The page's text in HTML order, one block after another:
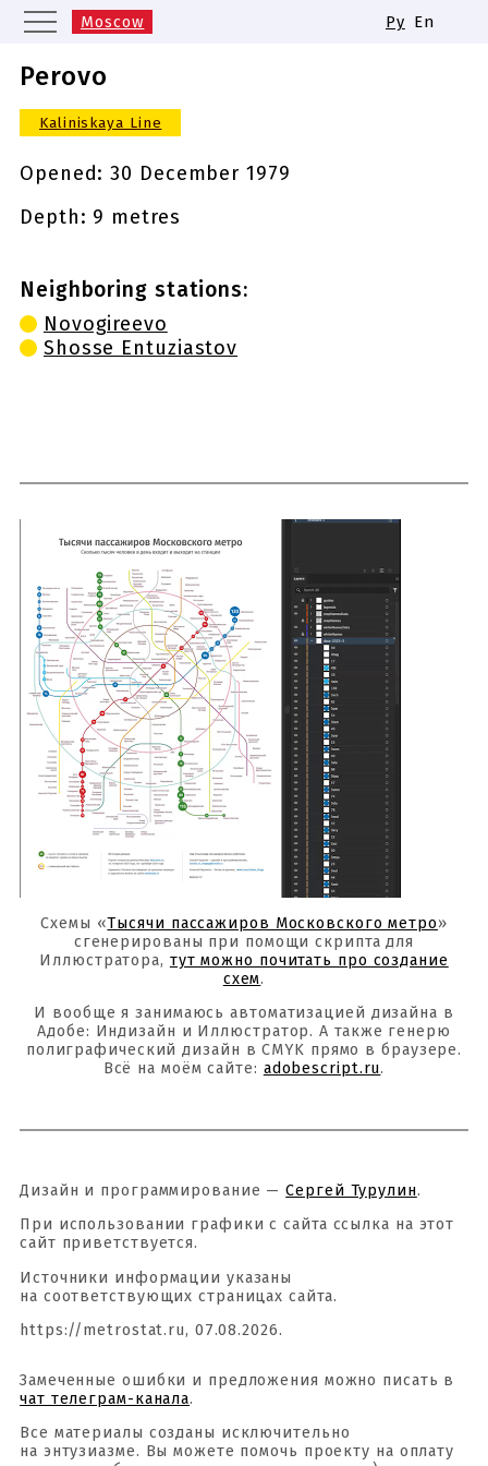
Moscow
Kazan
Novosibirsk
Same names of metro stations
Ру En
Perovo
Kaliniskaya Line
Opened:30 December 1979
Depth: 9 metres
Neighboring stations:
Novogireevo
Shosse Entuziastov
Схемы «Тысячи пассажиров Московского метро»
сгенерированы при помощи скрипта для
Иллюстратора, тут можно почитать про создание
схем.
И вообще я занимаюсь автоматизацией дизайна в
Адобе: Индизайн и Иллюстратор. А также генерю
полиграфический дизайн в CMYK прямо в браузере.
Всё на моём сайте: adobescript.ru.
Дизайн и программирование —Сергей Турулин.
При использовании графики с сайта ссылка на этот
сайт приветствуется.
Источники информации указаны
на соответствующих страницах сайта.
https://metrostat.ru, 07.08.2026.
Замеченные ошибки и предложения можно писать в
чат телеграм-канала.
Все материалы созданы исключительно
на энтузиазме. Вы можете помочь проекту на оплату